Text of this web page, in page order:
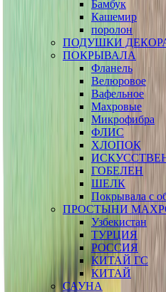
Бамбук
Кашемир
поролон
ПОДУШКИ
ПОКРЫВАЛА
Фланель
Велюровое
Вафельное
Махровые
Микрофибра
ФЛИС
ХЛОПОК
ГОБЕЛЕН
ШЕЛК
Покрывала с
ПРОСТЫНИ
Узбекистан
ТУРЦИЯ
РОССИЯ
КИТАЙ ГС
КИТАЙ
САУНА